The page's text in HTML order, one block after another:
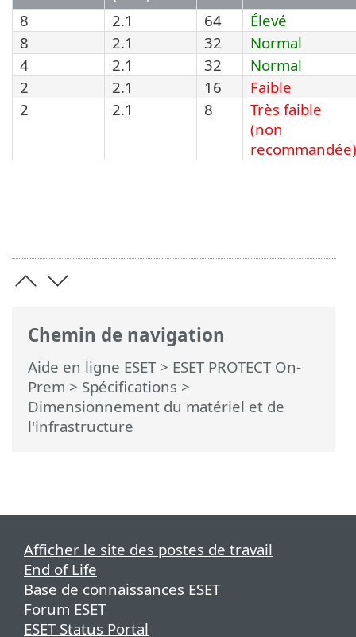
Chemin de navigation
Aide en ligne ESET> ESET PROTECT On-
Prem > Spécifications >
Dimensionnement du matériel et de
l'infrastructure
8
2.1 64
Élevé
8
2.1 32
Normal
4
2.1 32
Normal
2
2.1 16
Faible
2
2.1 8
Très faible
(non
recommandée)
Afficher le site des postes de travail
End of Life
Base de connaissances ESET
Forum ESET
ESET Status Portal